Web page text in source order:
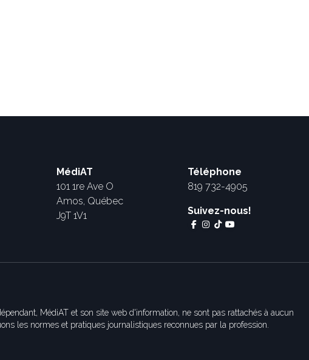
MédiAT
101 1re Ave O
Amos, Québec
J9T 1V1
Téléphone
819 732-4905
Suivez-nous!
MédiAT et son site web d'information, ne sont pas rattachés à aucun
les normes et pratiques journalistiques reconnues par la profession.